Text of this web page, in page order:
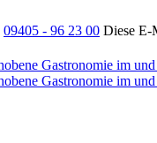
09405 - 96 23 00 Diese E-